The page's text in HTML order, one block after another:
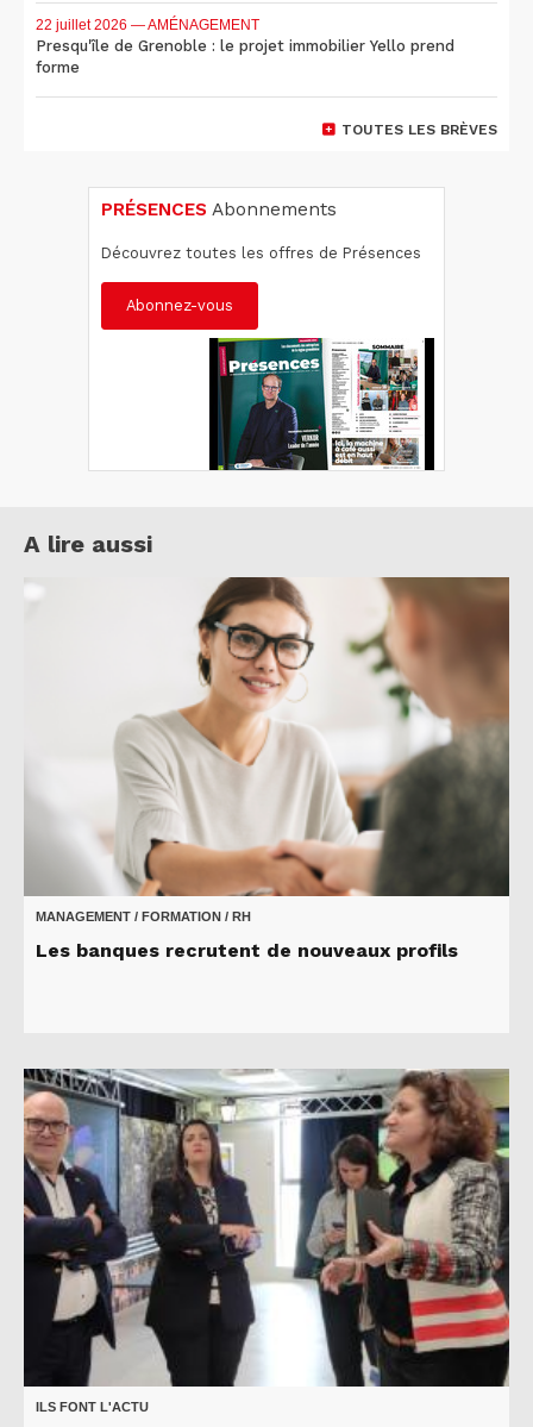
22 juillet 2026 — AMÉNAGEMENT
Presqu'île de Grenoble : le projet immobilier Yello prend
forme
TOUTES LES BRÈVES
PRÉSENCES Abonnements
Découvrez toutes les offres de Présences
Abonnez-vous
A lire aussi
MANAGEMENT / FORMATION / RH
Les banques recrutent de nouveaux profils
ILS FONT L'ACTU